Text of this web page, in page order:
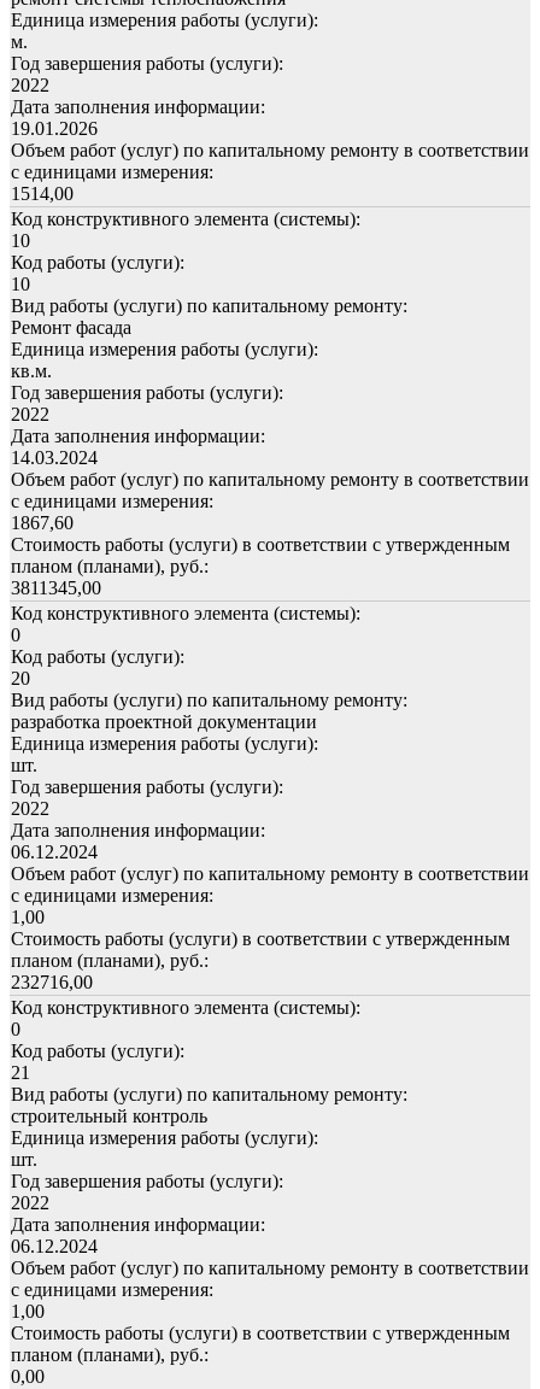
Единица измерения работы (услуги):
м.
Год завершения работы (услуги):
2022
Дата заполнения информации:
19.01.2026
Объем работ (услуг) по капитальному ремонту в соответствии
с единицами измерения:
1514,00
Код конструктивного элемента (системы):
10
Код работы (услуги):
10
Вид работы (услуги) по капитальному ремонту:
Ремонт фасада
Единица измерения работы (услуги):
кв.м.
Год завершения работы (услуги):
2022
Дата заполнения информации:
14.03.2024
Объем работ (услуг) по капитальному ремонту в соответствии
с единицами измерения:
1867,60
Стоимость работы (услуги) в соответствии с утвержденным
планом (планами), руб.:
3811345,00
Код конструктивного элемента (системы):
0
Код работы (услуги):
20
Вид работы (услуги) по капитальному ремонту:
разработка проектной документации
Единица измерения работы (услуги):
шт.
Год завершения работы (услуги):
2022
Дата заполнения информации:
06.12.2024
Объем работ (услуг) по капитальному ремонту в соответствии
с единицами измерения:
1,00
Стоимость работы (услуги) в соответствии с утвержденным
планом (планами), руб.:
232716,00
Код конструктивного элемента (системы):
0
Код работы (услуги):
21
Вид работы (услуги) по капитальному ремонту:
строительный контроль
Единица измерения работы (услуги):
шт.
Год завершения работы (услуги):
2022
Дата заполнения информации:
06.12.2024
Объем работ (услуг) по капитальному ремонту в соответствии
с единицами измерения:
1,00
Стоимость работы (услуги) в соответствии с утвержденным
планом (планами), руб.:
0,00